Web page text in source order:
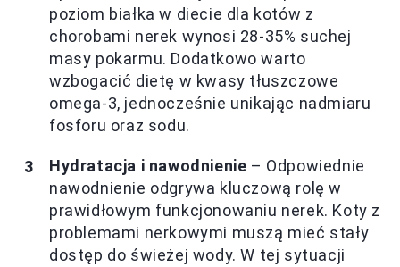
poziom białka w diecie dla kotów z
chorobami nerek wynosi 28-35% suchej
masy pokarmu. Dodatkowo warto
wzbogacić dietę w kwasy tłuszczowe
omega-3, jednocześnie unikając nadmiaru
fosforu oraz sodu.
Hydratacja i nawodnienie – Odpowiednie
nawodnienie odgrywa kluczową rolę w
prawidłowym funkcjonowaniu nerek. Koty z
problemami nerkowymi muszą mieć stały
dostęp do świeżej wody. W tej sytuacji